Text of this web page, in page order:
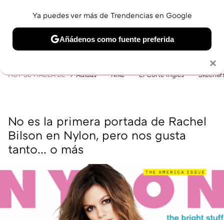
BELLEZA SHOPPING VIAJES GASTRO SNEAKERS
HOY SE HABLA DE Adidas Nike El Corte Inglés
No es la primera portada de Rachel
Bilson en Nylon, pero nos gusta
tanto... o más
×
Ya puedes ver más de Trendencias en Google
Añádenos como fuente preferida